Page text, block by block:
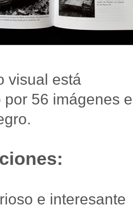
visual está
por 56 imágenes
e interesante